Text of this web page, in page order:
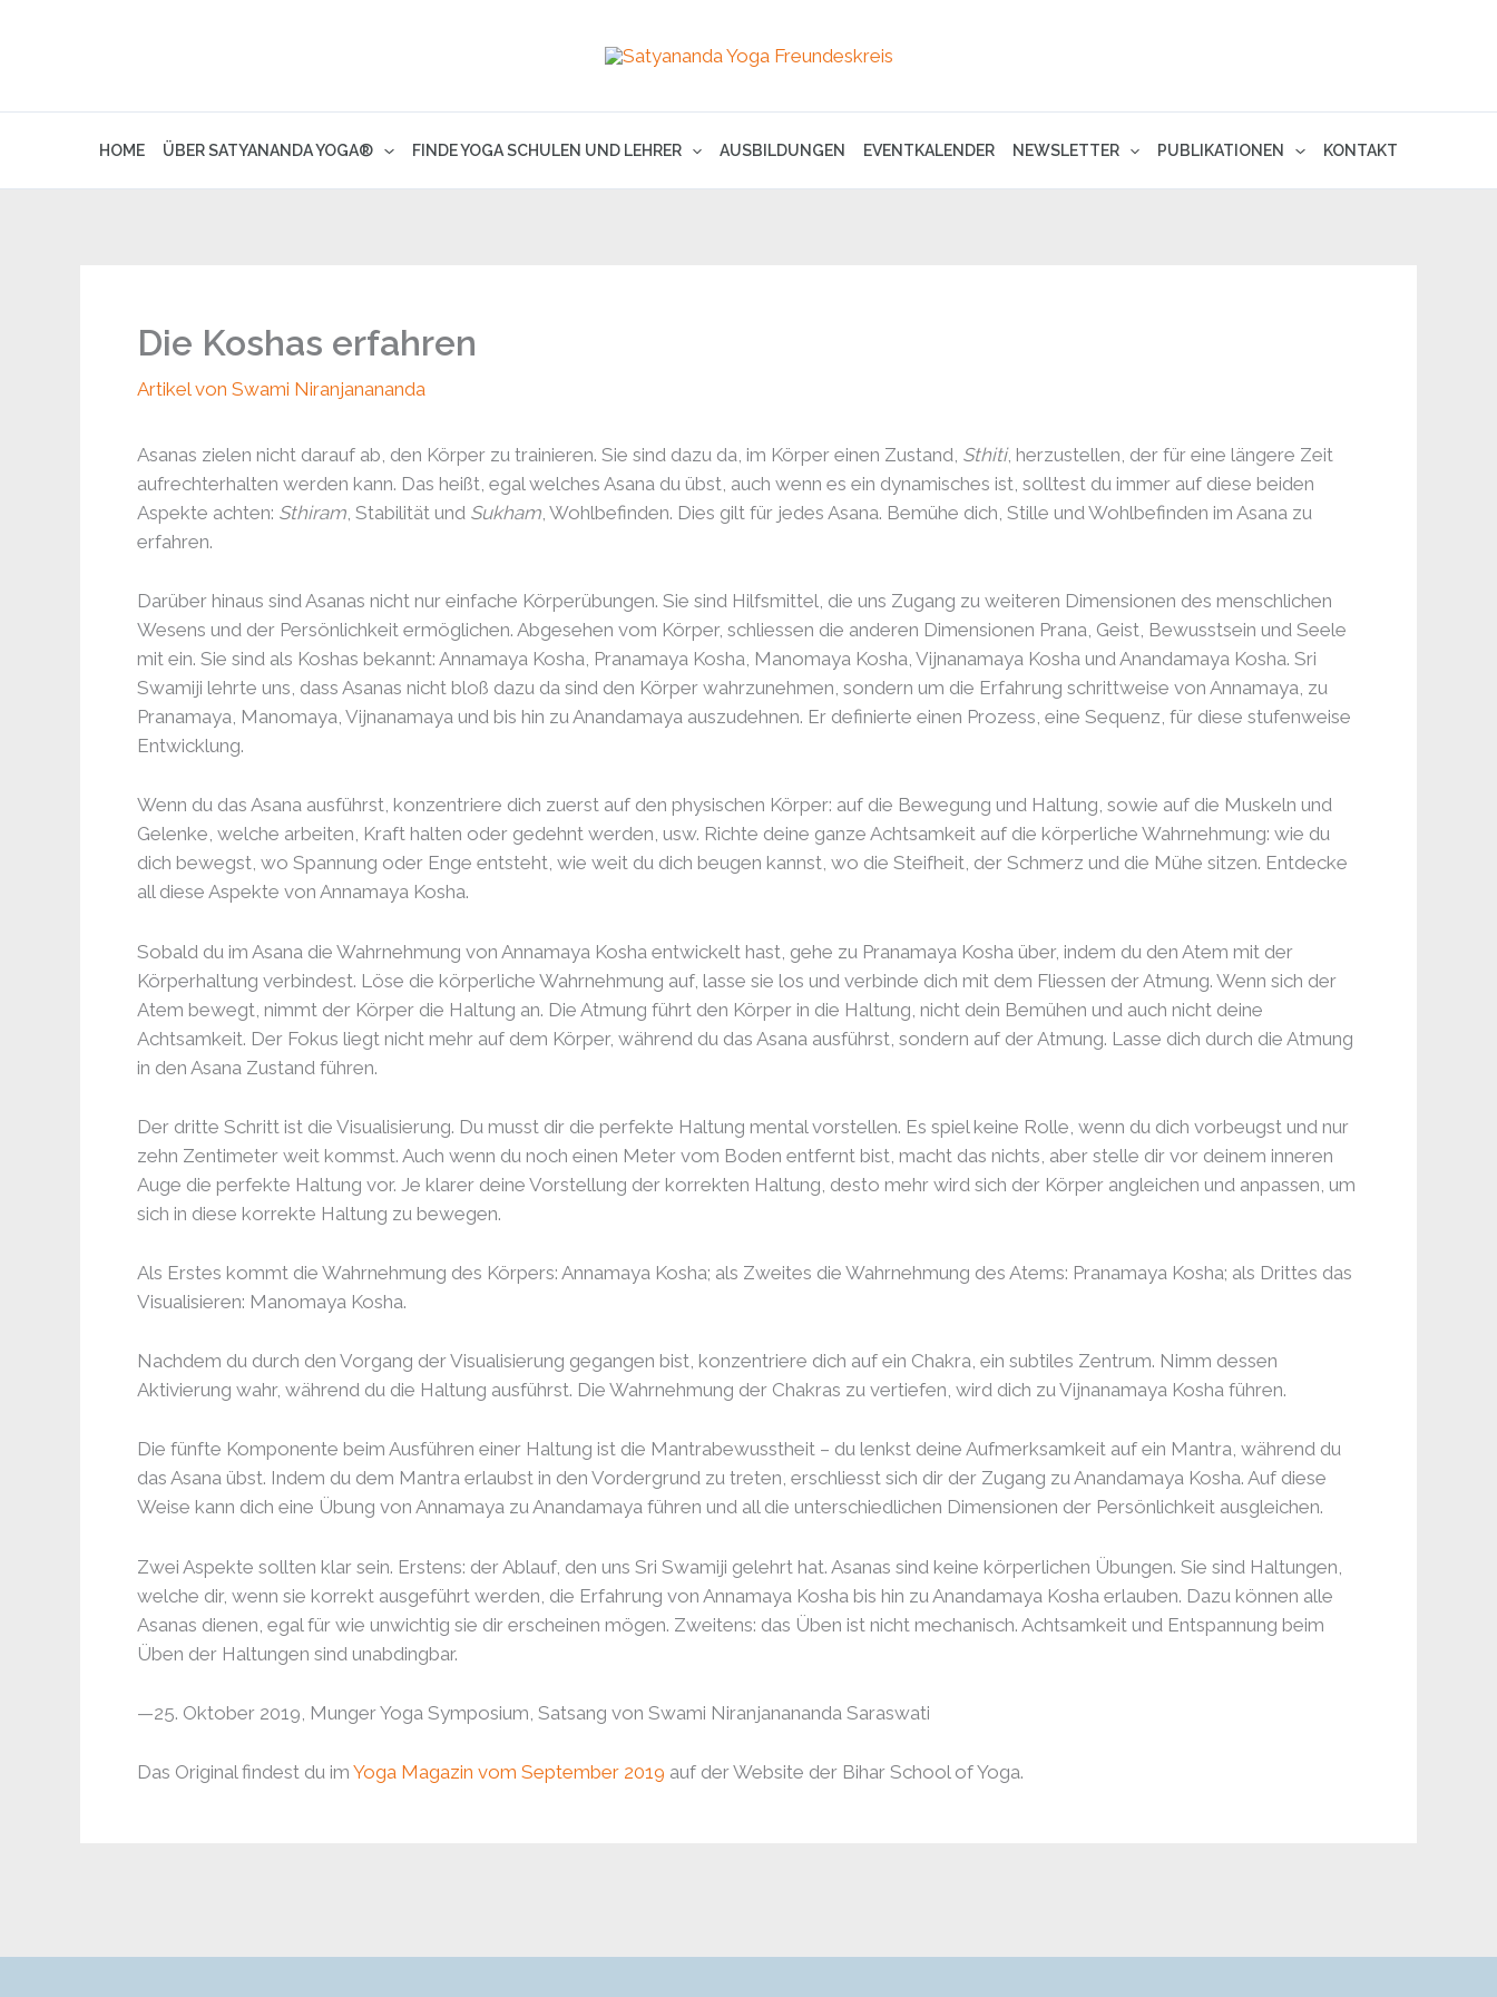
HOME ÜBER SATYANANDA YOGA® FINDE YOGA SCHULEN UND LEHRER AUSBILDUNGEN EVENTKALENDER NEWSLETTER PUBLIKATIONEN KONTAKT
Die Koshas erfahren
Artikel von Swami Niranjanananda
Asanas zielen nicht darauf ab, den Körper zu trainieren. Sie sind dazu da, im Körper einen Zustand, Sthiti, herzustellen, der für eine längere Zeit
aufrechterhalten werden kann. Das heißt, egal welches Asana du übst, auch wenn es ein dynamisches ist, solltest du immer auf diese beiden
Aspekte achten: Sthiram, Stabilität und Sukham, Wohlbefinden. Dies gilt für jedes Asana. Bemühe dich, Stille und Wohlbefinden im Asana zu
erfahren.
Darüber hinaus sind Asanas nicht nur einfache Körperübungen. Sie sind Hilfsmittel, die uns Zugang zu weiteren Dimensionen des menschlichen
Wesens und der Persönlichkeit ermöglichen. Abgesehen vom Körper, schliessen die anderen Dimensionen Prana, Geist, Bewusstsein und Seele
mit ein. Sie sind als Koshas bekannt: Annamaya Kosha, Pranamaya Kosha, Manomaya Kosha, Vijnanamaya Kosha und Anandamaya Kosha. Sri
Swamiji lehrte uns, dass Asanas nicht bloß dazu da sind den Körper wahrzunehmen, sondern um die Erfahrung schrittweise von Annamaya, zu
Pranamaya, Manomaya, Vijnanamaya und bis hin zu Anandamaya auszudehnen. Er definierte einen Prozess, eine Sequenz, für diese stufenweise
Entwicklung.
Wenn du das Asana ausführst, konzentriere dich zuerst auf den physischen Körper: auf die Bewegung und Haltung, sowie auf die Muskeln und
Gelenke, welche arbeiten, Kraft halten oder gedehnt werden, usw. Richte deine ganze Achtsamkeit auf die körperliche Wahrnehmung: wie du
dich bewegst, wo Spannung oder Enge entsteht, wie weit du dich beugen kannst, wo die Steifheit, der Schmerz und die Mühe sitzen. Entdecke
all diese Aspekte von Annamaya Kosha.
Sobald du im Asana die Wahrnehmung von Annamaya Kosha entwickelt hast, gehe zu Pranamaya Kosha über, indem du den Atem mit der
Körperhaltung verbindest. Löse die körperliche Wahrnehmung auf, lasse sie los und verbinde dich mit dem Fliessen der Atmung. Wenn sich der
Atem bewegt, nimmt der Körper die Haltung an. Die Atmung führt den Körper in die Haltung, nicht dein Bemühen und auch nicht deine
Achtsamkeit. Der Fokus liegt nicht mehr auf dem Körper, während du das Asana ausführst, sondern auf der Atmung. Lasse dich durch die Atmung
in den Asana Zustand führen.
Der dritte Schritt ist die Visualisierung. Du musst dir die perfekte Haltung mental vorstellen. Es spiel keine Rolle, wenn du dich vorbeugst und nur
zehn Zentimeter weit kommst. Auch wenn du noch einen Meter vom Boden entfernt bist, macht das nichts, aber stelle dir vor deinem inneren
Auge die perfekte Haltung vor. Je klarer deine Vorstellung der korrekten Haltung, desto mehr wird sich der Körper angleichen und anpassen, um
sich in diese korrekte Haltung zu bewegen.
Als Erstes kommt die Wahrnehmung des Körpers: Annamaya Kosha; als Zweites die Wahrnehmung des Atems: Pranamaya Kosha; als Drittes das
Visualisieren: Manomaya Kosha.
Nachdem du durch den Vorgang der Visualisierung gegangen bist, konzentriere dich auf ein Chakra, ein subtiles Zentrum. Nimm dessen
Aktivierung wahr, während du die Haltung ausführst. Die Wahrnehmung der Chakras zu vertiefen, wird dich zu Vijnanamaya Kosha führen.
Die fünfte Komponente beim Ausführen einer Haltung ist die Mantrabewusstheit – du lenkst deine Aufmerksamkeit auf ein Mantra, während du
das Asana übst. Indem du dem Mantra erlaubst in den Vordergrund zu treten, erschliesst sich dir der Zugang zu Anandamaya Kosha. Auf diese
Weise kann dich eine Übung von Annamaya zu Anandamaya führen und all die unterschiedlichen Dimensionen der Persönlichkeit ausgleichen.
Zwei Aspekte sollten klar sein. Erstens: der Ablauf, den uns Sri Swamiji gelehrt hat. Asanas sind keine körperlichen Übungen. Sie sind Haltungen,
welche dir, wenn sie korrekt ausgeführt werden, die Erfahrung von Annamaya Kosha bis hin zu Anandamaya Kosha erlauben. Dazu können alle
Asanas dienen, egal für wie unwichtig sie dir erscheinen mögen. Zweitens: das Üben ist nicht mechanisch. Achtsamkeit und Entspannung beim
Üben der Haltungen sind unabdingbar.
—25. Oktober 2019, Munger Yoga Symposium, Satsang von Swami Niranjanananda Saraswati
Das Original findest du im Yoga Magazin vom September 2019 auf der Website der Bihar School of Yoga.